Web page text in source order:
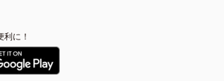
に！